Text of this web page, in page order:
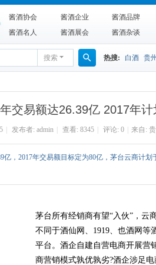
酱酒协会 酱酒企业
酱酒品牌
酱酒名人
酱酒展会 酱酒杂谈
搜索
搜
索
热搜: 白酒 贵
交易额达26.39亿 2017年
发布者: admin 查看: 8345 评论: 0 来自:
，2017年交易额目标定为80亿，茅台云商计
茅台所有经销商有望“入伙”，云
不同于酒仙网、1919、也酒网等
平台。酒企自建自营电商开展营
商营销模式孰优孰劣?酒企涉足